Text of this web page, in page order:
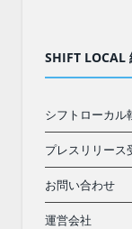
SHIFT LOCAL
シフトローカル
プレスリリース
お問い合わせ
運営会社